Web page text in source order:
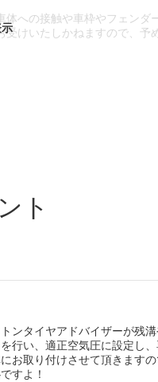
への接触や車枠やフェンダ
けいたしかねますので、予
ト
ンタイヤアドバイザーが残
行い、適正空気圧に設定し
お取り付けさせて頂きます
すよ！